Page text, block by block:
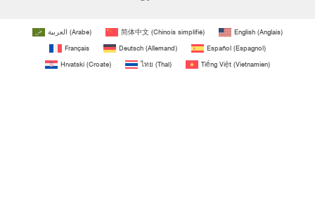
العربية (Arabe) 简体中文 (Chinois simplifié) English (Anglais)
Français
Deutsch (Allemand) Español (Espagnol)
Hrvatski (Croate) ไทย (Thaï) Tiếng Việt (Vietnamien)